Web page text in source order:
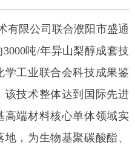
有限公司联合濮阳市盛通
吨/年异山梨醇成套技
工业联合会科技成果鉴
该技术整体达到国际先进
端材料核心单体领域实
，为生物基聚碳酸酯、